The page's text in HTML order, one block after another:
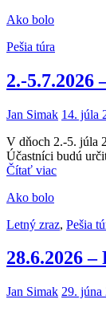
Ako bolo
Pešia túra
2.-5.7.2026
Jan Simak 14. júla
V dňoch 2.-5. júla
Účastníci budú
Čítať viac
Ako bolo
Letný zraz, Pešia
28.6.2026
Jan Simak 29. júna